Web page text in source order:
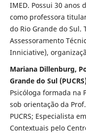
IMED. Possui 30 anos
como professora
do Rio Grande do Sul.
Assessoramento
Inniciative),
Mariana Dillenburg,
Grande do Sul
Psicóloga formada na
sob orientação da
PUCRS; Especialista
Contextuais pelo